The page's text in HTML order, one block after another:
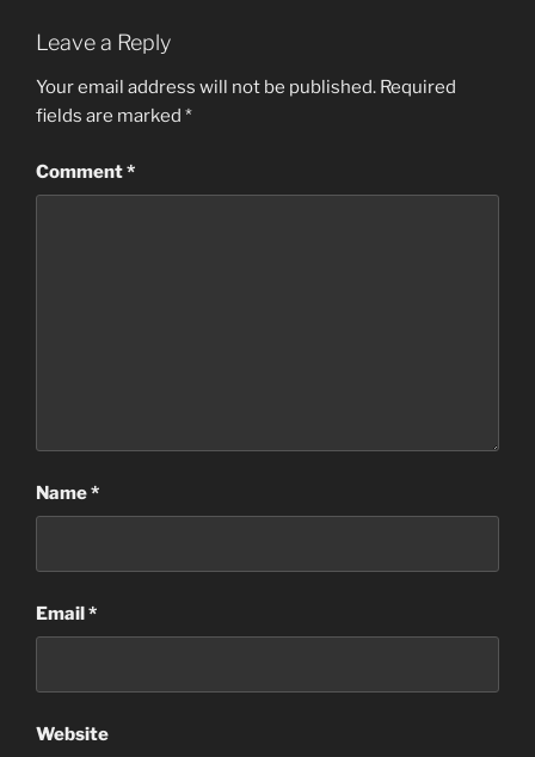
Leave a Reply
Your email address will not be published. Required
fields are marked *
Comment*
Name*
Email*
Website